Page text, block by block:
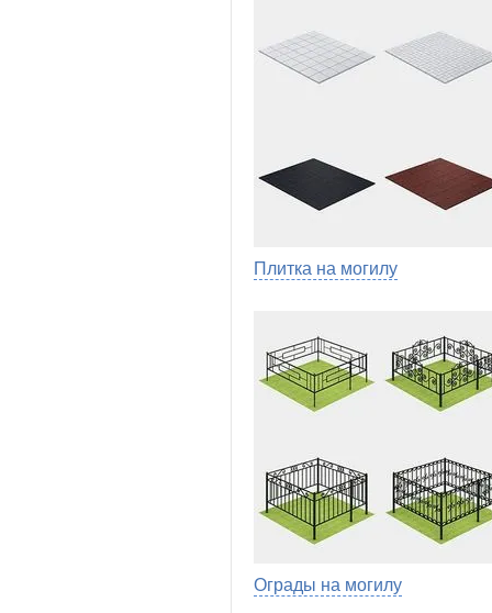
Плитка на могилу
Ограды на могилу